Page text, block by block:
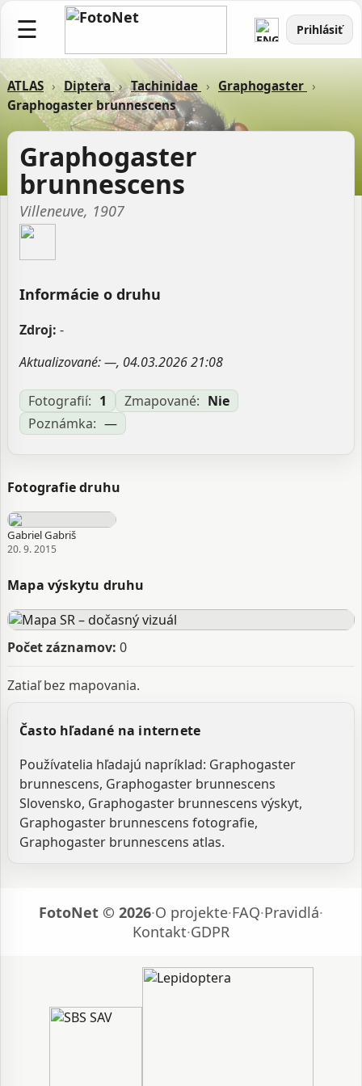
☰ Prihlásiť
ATLAS › Diptera › Tachinidae › Graphogaster ›
Graphogaster brunnescens
Graphogaster
brunnescens
Villeneuve, 1907
Informácie o druhu
Zdroj: -
Aktualizované: —, 04.03.2026 21:08
Fotografií: 1 Zmapované: Nie
Poznámka: —
Fotografie druhu
Gabriel Gabriš
20. 9. 2015
Mapa výskytu druhu
Počet záznamov: 0
Zatiaľ bez mapovania.
Často hľadané na internete
Používatelia hľadajú napríklad: Graphogaster
brunnescens, Graphogaster brunnescens
Slovensko, Graphogaster brunnescens výskyt,
Graphogaster brunnescens fotografie,
Graphogaster brunnescens atlas.
FotoNet © 2026·O projekte·FAQ·Pravidlá·
Kontakt·GDPR